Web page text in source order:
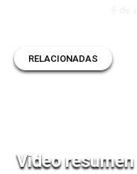
RELACIONADAS
Video